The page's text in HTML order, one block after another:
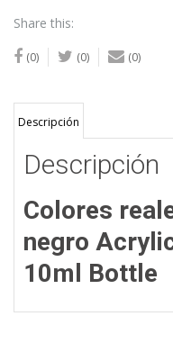
Share this:
(0) (0) (0)
Descripción
Descripción
Colores
negro
10ml Bottle